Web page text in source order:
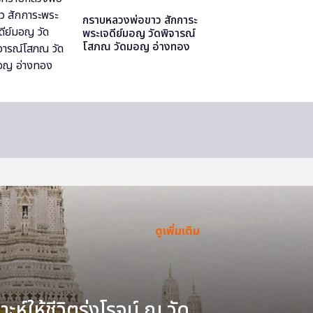
กราบหลวงพ่อขาว สักการะ
พระเจดีย์มอญ วัดพิจารณ์
โสภณ วัดมอญ อ่างทอง
ดูเพิ่มเติม